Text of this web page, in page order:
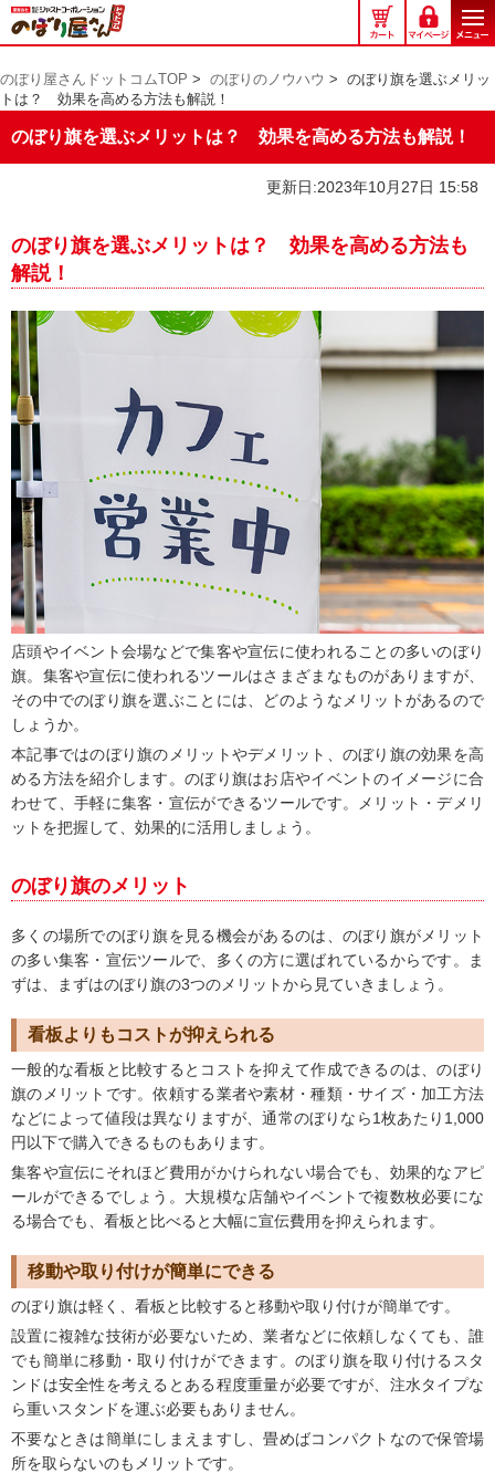
の
ぼ
屋
さ
ん
ム
のぼり屋さんドットコムTOP > のぼりのノウハウ > のぼり旗を選ぶメリッ
トは？ 効果を高める方法も解説！
のぼり旗を選ぶメリットは？ 効果を高める方法も解説！
更新日:2023年10月27日 15:58
のぼり旗を選ぶメリットは？ 効果を高める方法も
解説！
店頭やイベント会場などで集客や宣伝に使われることの多いのぼり
旗。集客や宣伝に使われるツールはさまざまなものがありますが、
その中でのぼり旗を選ぶことには、どのようなメリットがあるので
しょうか。
本記事ではのぼり旗のメリットやデメリット、のぼり旗の効果を高
める方法を紹介します。のぼり旗はお店やイベントのイメージに合
わせて、手軽に集客・宣伝ができるツールです。メリット・デメリ
ットを把握して、効果的に活用しましょう。
のぼり旗のメリット
多くの場所でのぼり旗を見る機会があるのは、のぼり旗がメリット
の多い集客・宣伝ツールで、多くの方に選ばれているからです。ま
ずは、まずはのぼり旗の3つのメリットから見ていきましょう。
看板よりもコストが抑えられる
一般的な看板と比較するとコストを抑えて作成できるのは、のぼり
旗のメリットです。依頼する業者や素材・種類・サイズ・加工方法
などによって値段は異なりますが、通常のぼりなら1枚あたり1,000
円以下で購入できるものもあります。
集客や宣伝にそれほど費用がかけられない場合でも、効果的なアピ
ールができるでしょう。大規模な店舗やイベントで複数枚必要にな
る場合でも、看板と比べると大幅に宣伝費用を抑えられます。
移動や取り付けが簡単にできる
のぼり旗は軽く、看板と比較すると移動や取り付けが簡単です。
設置に複雑な技術が必要ないため、業者などに依頼しなくても、誰
でも簡単に移動・取り付けができます。のぼり旗を取り付けるスタ
ンドは安全性を考えるとある程度重量が必要ですが、注水タイプな
ら重いスタンドを運ぶ必要もありません。
不要なときは簡単にしまえますし、畳めばコンパクトなので保管場
所を取らないのもメリットです。